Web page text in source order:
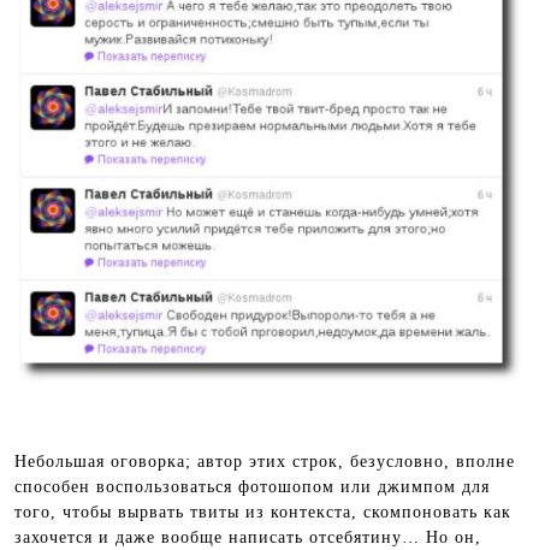
Небольшая оговорка; автор этих строк, безусловно, вполне
способен воспользоваться фотошопом или джимпом для
того, чтобы вырвать твиты из контекста, скомпоновать как
захочется и даже вообще написать отсебятину… Но он,